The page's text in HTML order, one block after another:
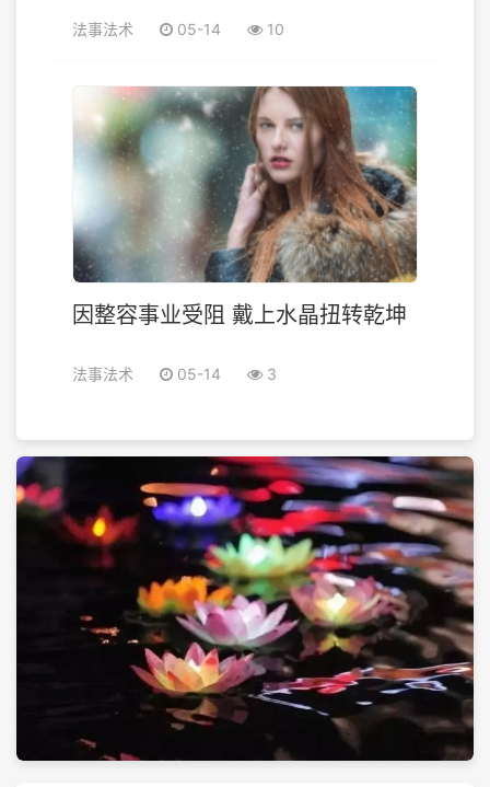
法事法术 05-14 10
因整容事业受阻 戴上水晶扭转乾坤
法事法术 05-14 3